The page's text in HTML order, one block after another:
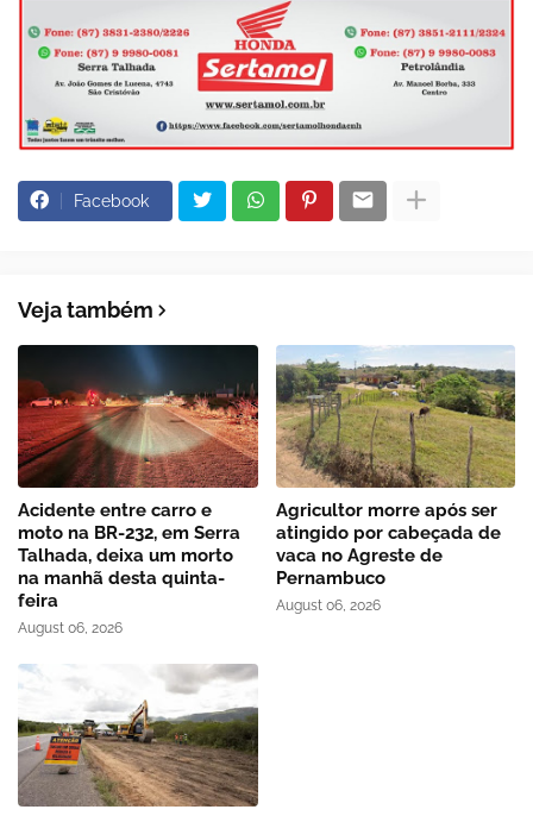
Facebook
Veja também
Acidente entre carro e
moto na BR-232, em Serra
Talhada, deixa um morto
na manhã desta quinta-
feira
August 06, 2026
Agricultor morre após ser
atingido por cabeçada de
vaca no Agreste de
Pernambuco
August 06, 2026